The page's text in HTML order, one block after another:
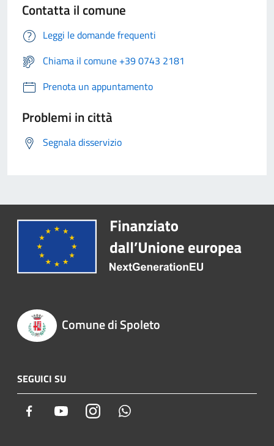
Contatta il comune
Leggi le domande frequenti
Chiama il comune +39 0743 2181
Prenota un appuntamento
Problemi in città
Segnala disservizio
Comune di Spoleto
SEGUICI SU
Facebook YoutubeInstagram